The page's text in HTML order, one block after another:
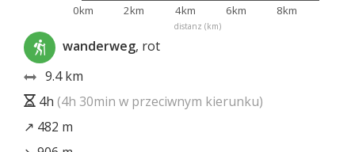
distanz (km)
0km 2km 4km 6km 8km
wanderweg, rot
9.4 km
4h (4h 30min w przeciwnym kierunku)
↗ 482 m